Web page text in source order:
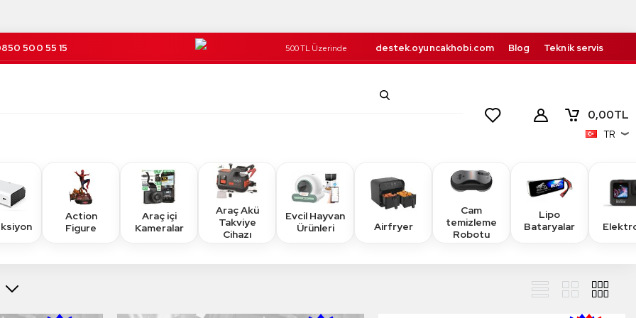
500 55 15 500 TL Üzerinde destek.oyuncakhobi.com Blog Teknik servis
0,00TL
TR
Action
Figure
Araç içi
Kameralar
Araç Akü
Takviye
Cihazı
Evcil Hayvan
Ürünleri
Airfryer
Cam
temizleme
Robotu
Lipo
Bataryalar